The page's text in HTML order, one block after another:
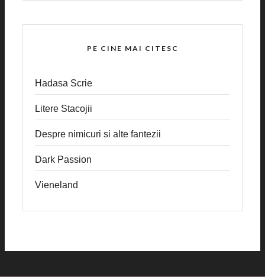
PE CINE MAI CITESC
Hadasa Scrie
Litere Stacojii
Despre nimicuri si alte fantezii
Dark Passion
Vieneland